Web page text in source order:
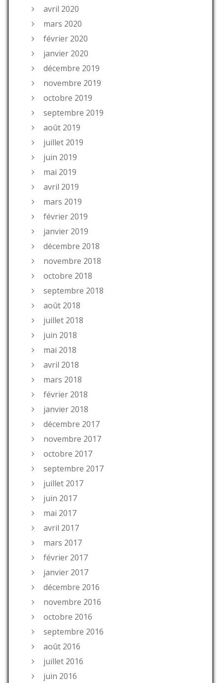
avril 2020
mars 2020
février 2020
janvier 2020
décembre 2019
novembre 2019
octobre 2019
septembre 2019
août 2019
juillet 2019
juin 2019
mai 2019
avril 2019
mars 2019
février 2019
janvier 2019
décembre 2018
novembre 2018
octobre 2018
septembre 2018
août 2018
juillet 2018
juin 2018
mai 2018
avril 2018
mars 2018
février 2018
janvier 2018
décembre 2017
novembre 2017
octobre 2017
septembre 2017
juillet 2017
juin 2017
mai 2017
avril 2017
mars 2017
février 2017
janvier 2017
décembre 2016
novembre 2016
octobre 2016
septembre 2016
août 2016
juillet 2016
juin 2016